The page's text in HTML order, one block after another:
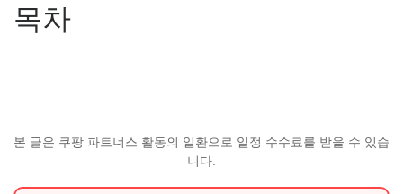
목차
본 글은 쿠팡 파트너스 활동의 일환으로 일정 수수료를 받을 수 있습
니다.